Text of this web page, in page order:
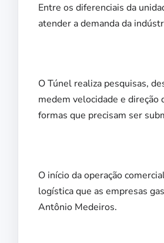
Entre os diferenciais da
atender a demanda da
O Túnel realiza pesquisas,
medem velocidade e
formas que precisam ser
O início da operação
logística que as empresas
Antônio Medeiros.